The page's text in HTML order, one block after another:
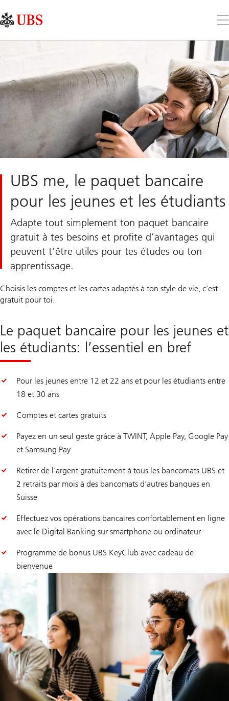
Links
Area
le
UBS me, le paquet bancaire
pour les jeunes et les étudiants
Adapte tout simplement ton paquet bancaire
gratuit à tes besoins et profite d’avantages qui
peuvent t’être utiles pour tes études ou ton
apprentissage.
Choisis les comptes et les cartes adaptés à ton style de vie, c’est
gratuit pour toi.
Le paquet bancaire pour les jeunes et
les étudiants: l’essentiel en bref
Pour les jeunes entre 12 et 22 ans et pour les étudiants entre
18 et 30 ans
Comptes et cartes gratuits
Payez en un seul geste grâce à TWINT, Apple Pay, Google Pay
et Samsung Pay
Retirer de l’argent gratuitement à tous les bancomats UBS et
2 retraits par mois à des bancomats d’autres banques en
Suisse
Effectuez vos opérations bancaires confortablement en ligne
avec le Digital Banking sur smartphone ou ordinateur
Programme de bonus UBS KeyClub avec cadeau de
bienvenue